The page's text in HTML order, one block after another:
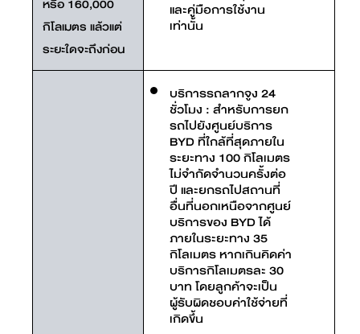
กิโลเมตร แล้วแต่
ระยะใดจะถึงก่อน
และคู่มือการใช้งาน
เท่านั้น
บริการรถลากจูง 24
ชั่วโมง : สำหรับการยก
รถไปยังศูนย์บริการ
BYD ที่ใกล้ที่สุดภายใน
ระยะทาง 100 กิโลเมตร
ไม่จำกัดจำนวนครั้งต่อ
ปี และยกรถไปสถานที่
อื่นที่นอกเหนือจากศูนย์
บริการของ BYD ได้
ภายในระยะทาง 35
กิโลเมตร หากเกินคิดค่า
บริการกิโลเมตรละ 30
บาท โดยลูกค้าจะเป็น
ผู้รับผิดชอบค่าใช้จ่ายที่
เกิดขึ้น